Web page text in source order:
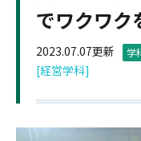
でワクワク
2023.07.07更新 学
[経営学科]